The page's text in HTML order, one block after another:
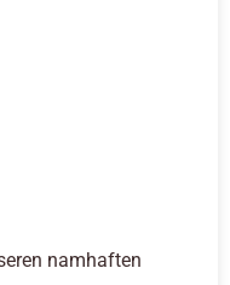
namhaften